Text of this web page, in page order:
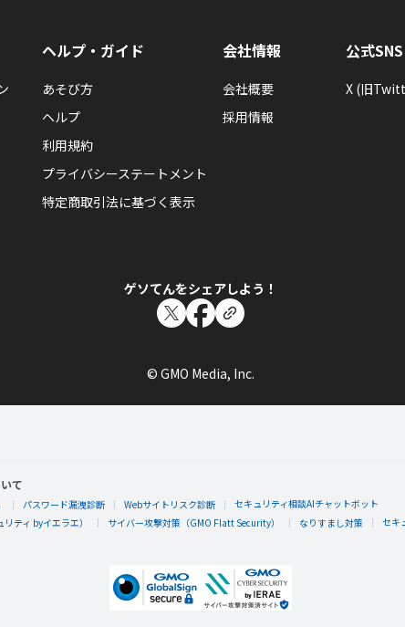
ヘルプ・ガイド
あそび方
ヘルプ
利用規約
プライバシーステートメント
特定商取引法に基づく表示
会社情報
会社概要
採用情報
公式SNS
X (旧
ゲソてんをシェアしよう！
© GMO Media, Inc.
て
パスワード漏洩診断 Webサイトリスク診断
セキュリティ相談AIチャットボット
ティ byイエラエ） サイバー攻撃対策（GMO Flatt Security） なりすまし対策 セキ